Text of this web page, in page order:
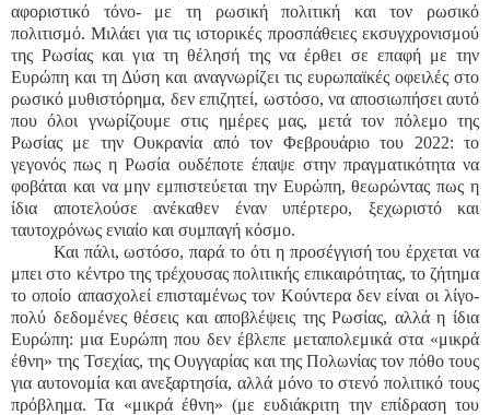
αφοριστικό τόνο- με τη ρωσική πολιτική και τον ρωσικό
πολιτισμό. Μιλάει για τις ιστορικές προσπάθειες εκσυγχρονισμού
της Ρωσίας και για τη θέλησή της να έρθει σε επαφή με την
Ευρώπη και τη Δύση και αναγνωρίζει τις ευρωπαϊκές οφειλές στο
ρωσικό μυθιστόρημα, δεν επιζητεί, ωστόσο, να αποσιωπήσει αυτό
που όλοι γνωρίζουμε στις ημέρες μας, μετά τον πόλεμο της
Ρωσίας με την Ουκρανία από τον Φεβρουάριο του 2022: το
γεγονός πως η Ρωσία ουδέποτε έπαψε στην πραγματικότητα να
φοβάται και να μην εμπιστεύεται την Ευρώπη, θεωρώντας πως η
ίδια αποτελούσε ανέκαθεν έναν υπέρτερο, ξεχωριστό και
ταυτοχρόνως ενιαίο και συμπαγή κόσμο.
Και πάλι, ωστόσο, παρά το ότι η προσέγγισή του έρχεται να
μπει στο κέντρο της τρέχουσας πολιτικής επικαιρότητας, το ζήτημα
το οποίο απασχολεί επισταμένως τον Κούντερα δεν είναι οι λίγο-
πολύ δεδομένες θέσεις και αποβλέψεις της Ρωσίας, αλλά η ίδια
Ευρώπη: μια Ευρώπη που δεν έβλεπε μεταπολεμικά στα «μικρά
έθνη» της Τσεχίας, της Ουγγαρίας και της Πολωνίας τον πόθο τους
για αυτονομία και ανεξαρτησία, αλλά μόνο το στενό πολιτικό τους
πρόβλημα. Τα «μικρά έθνη» (με ευδιάκριτη την επίδραση του